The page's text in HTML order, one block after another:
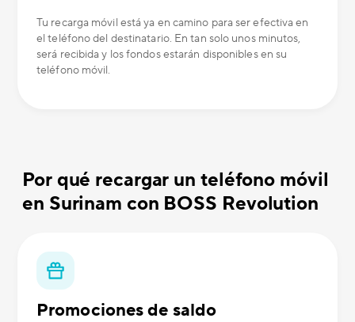
Tu recarga móvil está ya en camino para ser efectiva en
el teléfono del destinatario. En tan solo unos minutos,
será recibida y los fondos estarán disponibles en su
teléfono móvil.
Por qué recargar un teléfono móvil
en Surinam con BOSS Revolution
Promociones de saldo